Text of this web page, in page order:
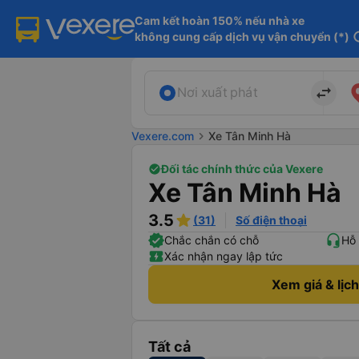
Cam kết hoàn 150% nếu nhà xe
không cung cấp dịch vụ vận chuyển (*)
Nơi xuất phát import_export
Vexere.com chevron_right Xe Tân Minh Hà
Đối tác chính thức của Vexere
Xe Tân Minh Hà
3.5 (31)
Số điện thoại
Chắc chắn có chỗ
Xác nhận ngay lập tức
Xem giá &
Tất cả